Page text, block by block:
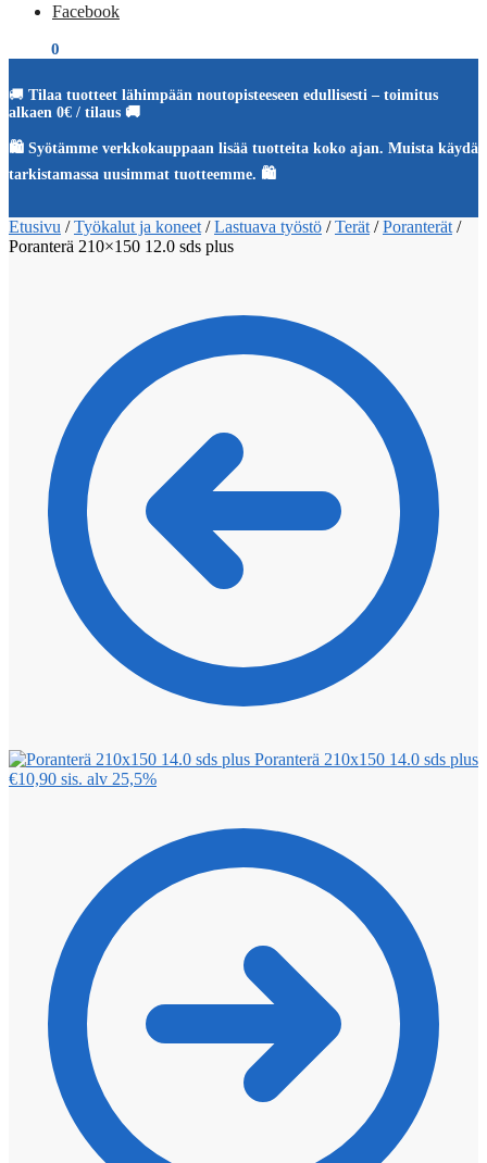
Facebook
0
🚚 Tilaa tuotteet lähimpään noutopisteeseen edullisesti – toimitus
alkaen 0€ / tilaus 🚚
🛍️ Syötämme verkkokauppaan lisää tuotteita koko ajan. Muista käydä
tarkistamassa uusimmat tuotteemme. 🛍️
Etusivu /Työkalut ja koneet /Lastuava työstö /Terät /Poranterät /
Poranterä 210×150 12.0 sds plus
Poranterä 210x150 14.0 sds plus
€10,90 sis. alv 25,5%